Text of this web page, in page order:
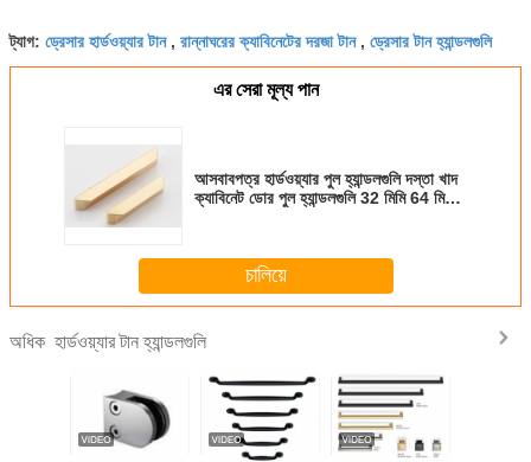
ট্যাগ: ড্রেসার হার্ডওয়্যার টান, রান্নাঘরের ক্যাবিনেটের দরজা টান, ড্রেসার টান হ্যান্ডলগুলি
এর সেরা মূল্য পান
আসবাবপত্র হার্ডওয়্যার পুল হ্যান্ডলগুলি দস্তা খাদ
ক্যাবিনেট ডোর পুল হ্যান্ডলগুলি 32 মিমি 64 মিমি
চালিয়ে
অধিক হার্ডওয়্যার টান হ্যান্ডলগুলি